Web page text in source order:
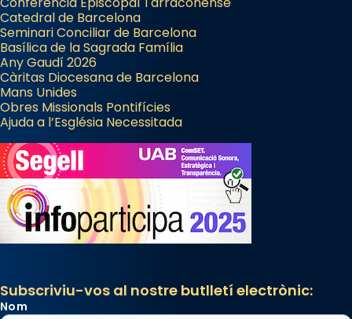
Catedral de Barcelona
Seminari Conciliar de Barcelona
Basílica de la Sagrada Família
Any Gaudí 2026
Càritas Diocesana de Barcelona
Mans Unides
Obres Missionals Pontifícies
Ajuda a l’Església Necessitada
Subscriviu-vos al nostre butlletí electrònic:
Nom